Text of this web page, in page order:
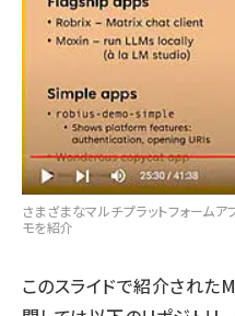
さまざまなマルチプラットフォーム
モを紹介
このスライドで紹介され